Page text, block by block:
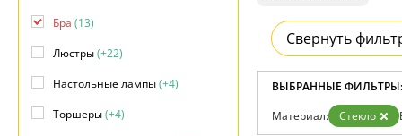
Свернуть
ВЫБРАННЫЕ ФИЛЬТРЫ:
Материал: Стекло
Бра (13)
Люстры(+22)
Настольные лампы(+4)
Торшеры(+4)